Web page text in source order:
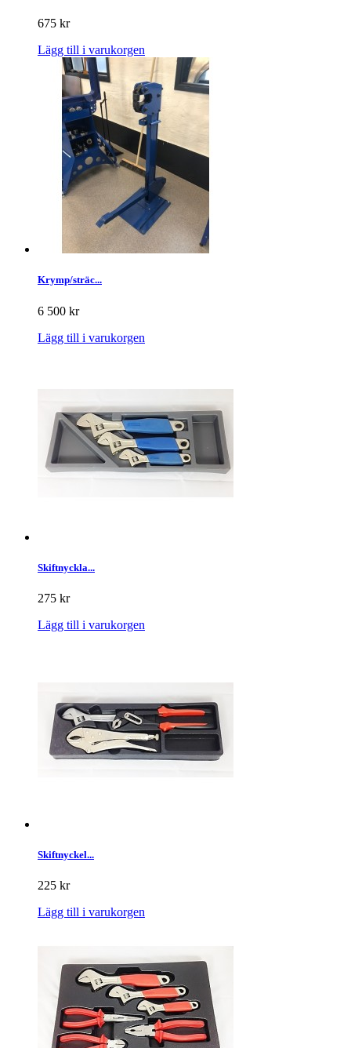
675 kr
Lägg till i varukorgen
Krymp/sträc...
6 500 kr
Lägg till i varukorgen
Skiftnyckla...
275 kr
Lägg till i varukorgen
Skiftnyckel...
225 kr
Lägg till i varukorgen